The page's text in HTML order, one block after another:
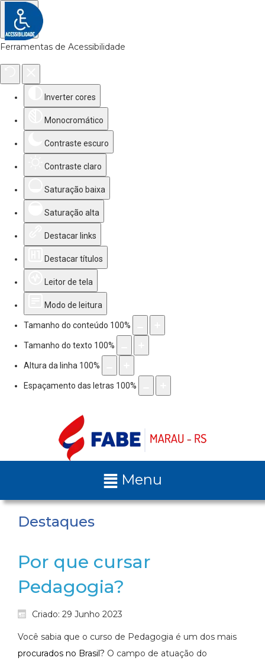
Ferramentas de Acessibilidade
Inverter cores
Monocromático
Contraste escuro
Contraste claro
Saturação baixa
Saturação alta
Destacar links
Destacar títulos
Leitor de tela
Modo de leitura
Tamanho do conteúdo 100%
Tamanho do texto 100%
Altura da linha 100%
Espaçamento das letras 100%
Menu
Destaques
Por que cursar
Pedagogia?
Criado: 29 Junho 2023
Você sabia que o curso de Pedagogia é um dos mais
procurados no Brasil? O campo de atuação do